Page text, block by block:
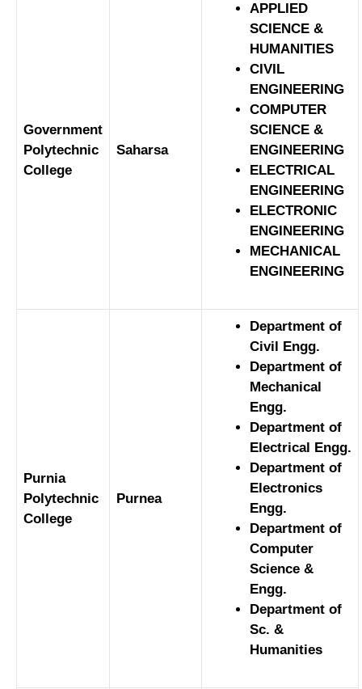
Government
Polytechnic
College
Saharsa
APPLIED
SCIENCE &
HUMANITIES
CIVIL
ENGINEERING
COMPUTER
SCIENCE &
ENGINEERING
ELECTRICAL
ENGINEERING
ELECTRONIC
ENGINEERING
MECHANICAL
ENGINEERING
Purnia
Polytechnic
College
Purnea
Department of
Civil Engg.
Department of
Mechanical
Engg.
Department of
Electrical Engg.
Department of
Electronics
Engg.
Department of
Computer
Science &
Engg.
Department of
Sc. &
Humanities